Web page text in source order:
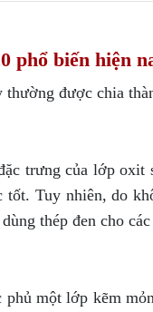
phổ biến hiện
thường được chia
trưng của lớp
tốt. Tuy nhiên, do
thép đen cho
một lớp kẽm